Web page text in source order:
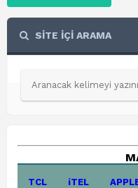
SİTE İÇİ ARAMA
TCL iTEL